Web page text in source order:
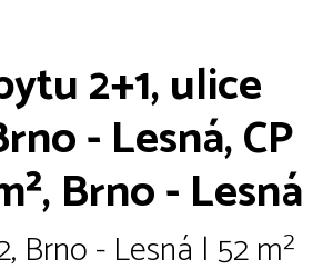
2+1, ulice
- Lesná, CP
Brno - Lesná
Brno - Lesná | 52 m²